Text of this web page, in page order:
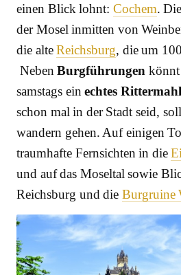
einen Blick lohnt: Cochem.
der Mosel inmitten von
die alteReichsburg, die um
NebenBurgführungen
samstags ein echtes Rittermahl
schon mal in der Stadt seid,
wandern gehen. Auf einigen
traumhafte Fernsichten in die
und auf das Moseltal sowie
Reichsburg und die Burgruine